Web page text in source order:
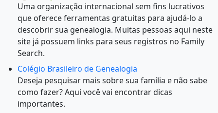
Uma organização internacional sem fins lucrativos
que oferece ferramentas gratuitas para ajudá-lo a
descobrir sua genealogia. Muitas pessoas aqui neste
site já possuem links para seus registros no Family
Search.
Colégio Brasileiro de Genealogia
Deseja pesquisar mais sobre sua família e não sabe
como fazer? Aqui você vai encontrar dicas
importantes.